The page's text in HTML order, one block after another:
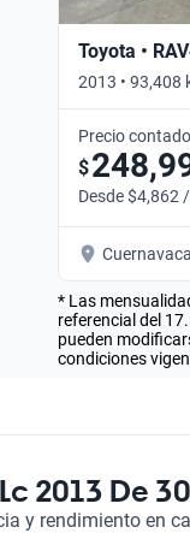
Toyota •
2013 • 93,408
Precio contado
$
Desde $4,862
Cuernavaca
* Las
referencial del
pueden
condiciones
2013 De
y rendimiento en